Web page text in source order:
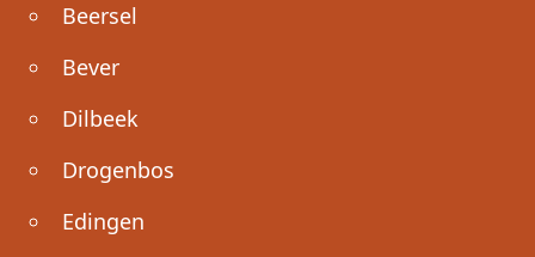
Beersel
Bever
Dilbeek
Drogenbos
Edingen